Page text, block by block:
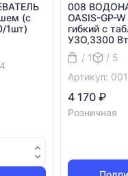
(с
1шт)
008
OASIS-GP-
гибкий с
УЗО,3300
/ 1
/ 5
Артикул:
4 170 ₽
Розничная